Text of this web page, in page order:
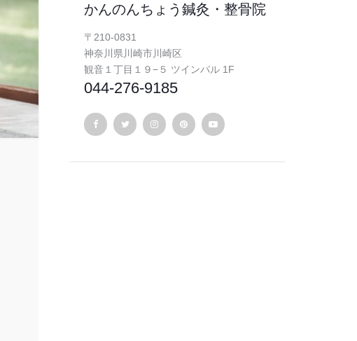
かんのんちょう鍼灸・整骨院
〒210-0831
神奈川県川崎市川崎区
観音１丁目１９−５ ツインパル 1F
044-276-9185